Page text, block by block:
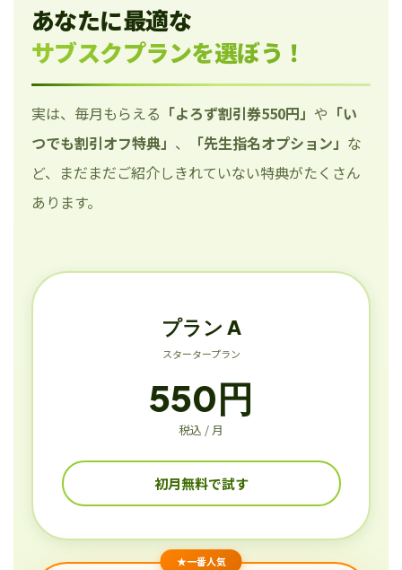
あなたに最適な
サブスクプランを選ぼう！
実は、毎月もらえる 「よろず割引券550円」 や 「い
つでも割引オフ特典」 、 「先生指名オプション」 な
ど、まだまだご紹介しきれていない特典がたくさん
あります。
プラン A
スタータープラン
550円
税込 / 月
初月無料で試す
★一番人気